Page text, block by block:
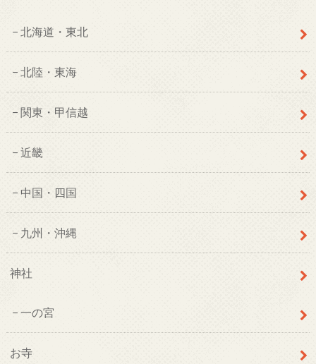
北海道・東北
北陸・東海
関東・甲信越
近畿
中国・四国
九州・沖縄
神社
一の宮
お寺